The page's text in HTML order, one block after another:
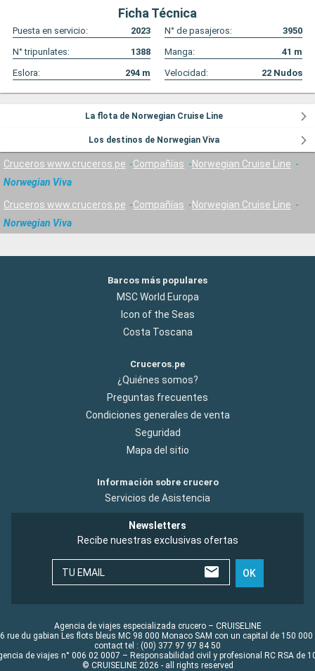
Ficha Técnica
Puesta en servicio: 2023 N° de pasajeros:
3950
N° tripunlates:
1388 Manga: 41 m
Eslora:
294 m Velocidad: 22 Nudos
La flota de Norwegian Cruise Line
Los destinos de Norwegian Viva
Cruceros www.cruceros.pe Compañías
Norwegian Cruise Line
Norwegian Viva
Cruceros www.cruceros.pe Compañías
Norwegian Cruise Line
Norwegian Viva
Barcos más populares
MSC World Europa
Icon of the Seas
Costa Toscana
Cruceros.pe
¿Quiénes somos?
Preguntas frecuentes
Condiciones generales de venta
Seguridad
Mapa del sitio
Información sobre crucero
Servicios de Asistencia
Newsletters
Recibe nuestras exclusivas ofertas
TU EMAIL OK
Agencia de viajes especializada crucero – CRUISELINE
rue du gabian Les flots bleus MC 98 000 Monaco SAM con un capital de 150 000
contact tel : (00) 377 97 97 84 50
de viajes n° 006 02 0007 – Responsabilidad civil y profesional RC RSA de
© CRUISELINE 2026 - all rights reserved